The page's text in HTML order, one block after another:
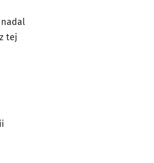
nadal
tej